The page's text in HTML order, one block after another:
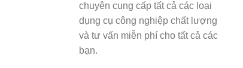
chuyên cung cấp tất cả các loại
dụng cụ công nghiệp chất lượng
và tư vấn miễn phí cho tất cả các
bạn.